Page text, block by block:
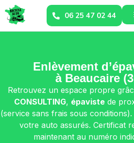
06 25 47 02 44
Enlèvement
à Beaucaire
Retrouvez un espace propre
CONSULTING, épavistede
(service sans frais sous
votre auto assurés. Certificat
maintenant au numéro